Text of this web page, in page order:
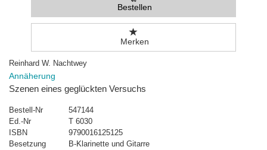
Bestellen
Merken
Reinhard W. Nachtwey
Annäherung
Szenen eines geglückten Versuchs
Bestell-Nr
547144
Ed.-Nr
T 6030
ISBN
9790016125125
Besetzung
B-Klarinette und Gitarre